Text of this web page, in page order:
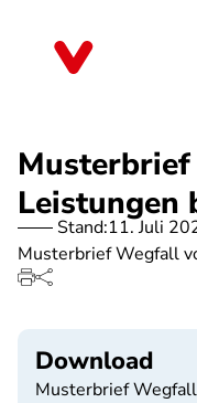
Leistungen
Stand:11. Juli
Musterbrief Wegfall
Download
Musterbrief